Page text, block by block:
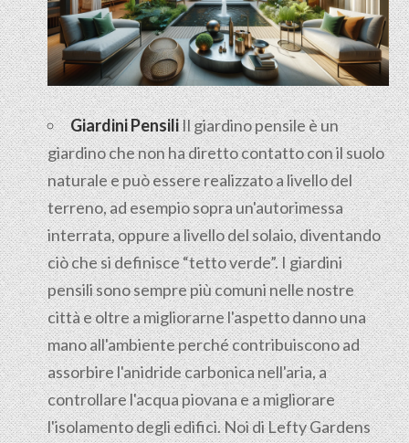
Giardini PensiliIlgiardino pensileè un
giardino che non ha diretto contatto con il suolo
naturale e può essere realizzato a livello del
terreno, ad esempio sopra un'autorimessa
interrata, oppure a livello del solaio, diventando
ciò che si definisce “tetto verde”. I giardini
pensili sono sempre più comuni nelle nostre
città e oltre a migliorarne l'aspetto danno una
mano all'ambiente perché contribuiscono ad
assorbire l'anidride carbonica nell'aria, a
controllare l'acqua piovana e a migliorare
l'isolamento degli edifici. Noi di Lefty Gardens